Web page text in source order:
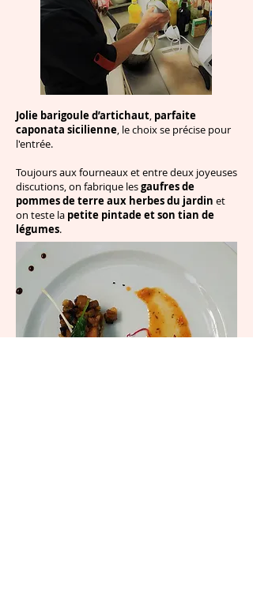
Jolie barigoule d’artichaut, parfaite
caponata sicilienne, le choix se précise pour
l'entrée.
Toujours aux fourneaux et entre deux joyeuses
discutions, on fabrique lesgaufres de
pommes de terre aux herbes du jardin et
on teste la petite pintade et son tian de
légumes.